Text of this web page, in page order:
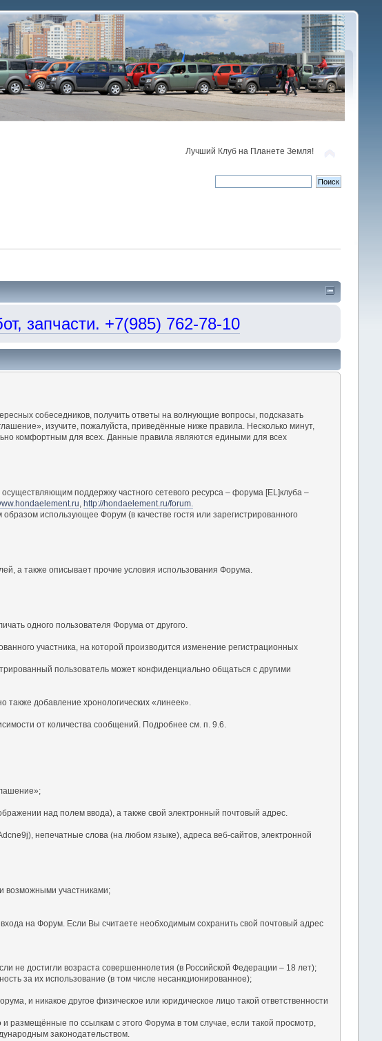
Лучший Клуб на Планете Земля!
запчасти. +7(985) 762-78-10
собеседников, получить ответы на волнующие вопросы, подсказать
изучите, пожалуйста, приведённые ниже правила. Несколько минут,
комфортным для всех. Данные правила являются едиными для всех
поддержку частного сетевого ресурса – форума [EL]клуба –
http://hondaelement.ru/forum.
использующее Форум (в качестве гостя или зарегистрированного
а также описывает прочие условия использования Форума.
одного пользователя Форума от другого.
участника, на которой производится изменение регистрационных
пользователь может конфиденциально общаться с другими
добавление хронологических «линеек».
от количества сообщений. Подробнее см. п. 9.6.
над полем ввода), а также свой электронный почтовый адрес.
непечатные слова (на любом языке), адреса веб-сайтов, электронной
возможными участниками;
на Форум. Если Вы считаете необходимым сохранить свой почтовый адрес
не достигли возраста совершеннолетия (в Российской Федерации – 18 лет);
за их использование (в том числе несанкционированное);
и никакое другое физическое или юридическое лицо такой ответственности
по ссылкам с этого Форума в том случае, если такой просмотр,
законодательством.